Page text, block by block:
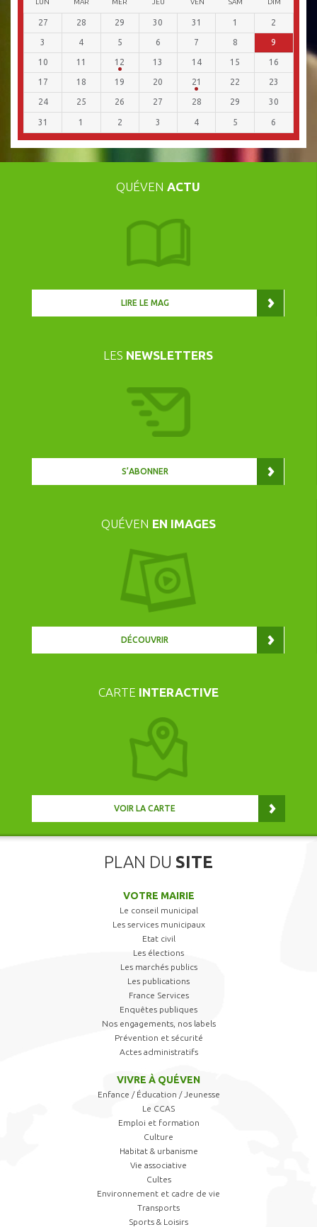
LUN MAR MER JEU VEN SAM DIM
27 28 29 30 31 1 2
3 4 5 6 7 8 9
10 11 12 13 14 15 16
17 18 19 20 21 22 23
24 25 26 27 28 29 30
31 1 2 3 4 5 6
QUÉVEN ACTU
LIRE LE MAG
LES NEWSLETTERS
S’ABONNER
QUÉVEN EN IMAGES
DÉCOUVRIR
CARTE INTERACTIVE
VOIR LA CARTE
PLAN DU SITE
VOTRE MAIRIE
Le conseil municipal
Les services municipaux
Etat civil
Les élections
Les marchés publics
Les publications
France Services
Enquêtes publiques
Nos engagements, nos labels
Prévention et sécurité
Actes administratifs
VIVRE À QUÉVEN
Enfance / Éducation / Jeunesse
Le CCAS
Emploi et formation
Culture
Habitat & urbanisme
Vie associative
Cultes
Environnement et cadre de vie
Transports
Sports & Loisirs